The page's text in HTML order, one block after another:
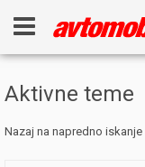
Aktivne teme
Nazaj na napredno iskanje